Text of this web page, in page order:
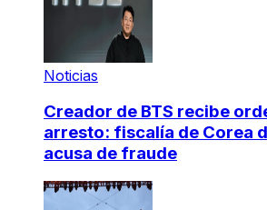
Noticias
Creador de BTS recibe
arresto: fiscalía de Corea
acusa de fraude